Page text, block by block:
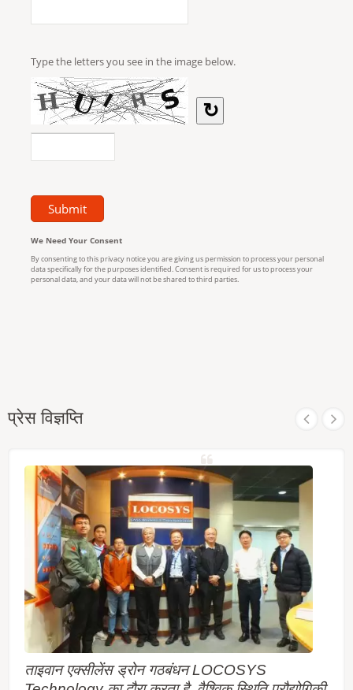
प्रेस विज्ञप्ति
ताइवान एक्सीलेंस ड्रोन गठबंधन LOCOSYS